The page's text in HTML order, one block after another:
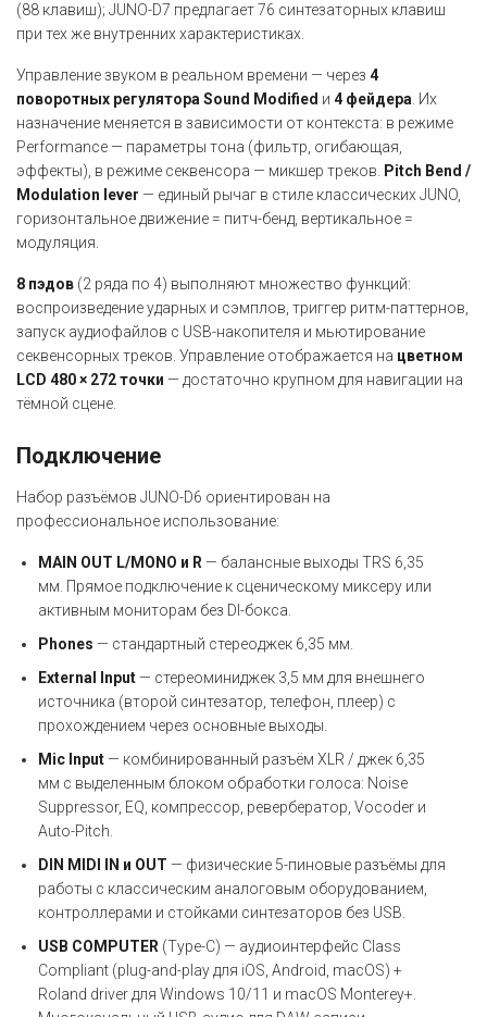
(88 клавиш); JUNO-D7 предлагает 76 синтезаторных клавиш
при тех же внутренних характеристиках.
Управление звуком в реальном времени — через 4
поворотных регулятора Sound Modified и 4 фейдера . Их
назначение меняется в зависимости от контекста: в режиме
Performance — параметры тона (фильтр, огибающая,
эффекты), в режиме секвенсора — микшер треков.
Pitch Bend /
Modulation lever — единый рычаг в стиле классических JUNO,
горизонтальное движение = питч-бенд, вертикальное =
модуляция.
8 пэдов (2 ряда по 4) выполняют множество функций:
воспроизведение ударных и сэмплов, триггер ритм-паттернов,
запуск аудиофайлов с USB-накопителя и мьютирование
секвенсорных треков. Управление отображается на цветном
LCD 480 × 272 точки — достаточно крупном для навигации на
тёмной сцене.
Подключение
Набор разъёмов JUNO-D6 ориентирован на
профессиональное использование:
MAIN OUT L/MONO и R — балансные выходы TRS 6,35
мм. Прямое подключение к сценическому миксеру или
активным мониторам без DI-бокса.
Phones — стандартный стереоджек 6,35 мм.
External Input — стереоминиджек 3,5 мм для внешнего
источника (второй синтезатор, телефон, плеер) с
прохождением через основные выходы.
Mic Input — комбинированный разъём XLR / джек 6,35
мм с выделенным блоком обработки голоса: Noise
Suppressor, EQ, компрессор, ревербератор, Vocoder и
Auto-Pitch.
DIN MIDI IN и OUT — физические 5-пиновые разъёмы для
работы с классическим аналоговым оборудованием,
контроллерами и стойками синтезаторов без USB.
USB COMPUTER (Type-C) — аудиоинтерфейс Class
Compliant (plug-and-play для iOS, Android, macOS) +
Roland driver для Windows 10/11 и macOS Monterey+.